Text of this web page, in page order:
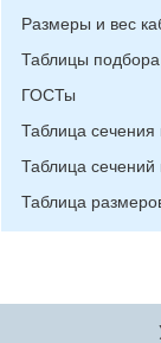
Размеры и вес
Таблицы подбора
ГОСТы
Таблица
Таблица
Таблица